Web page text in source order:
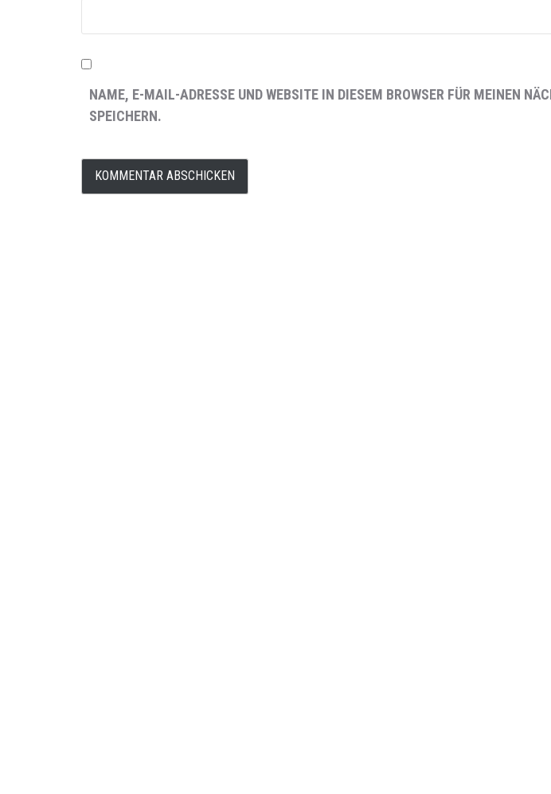
NAME, E-MAIL-ADRESSE UND WEBSITE IN DIESEM BROWSER FÜR MEINEN
SPEICHERN.